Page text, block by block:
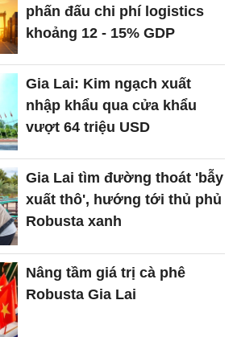
phấn đấu chi phí logistics
khoảng 12 - 15% GDP
Gia Lai: Kim ngạch xuất
nhập khẩu qua cửa khẩu
vượt 64 triệu USD
Gia Lai tìm đường thoát 'bẫy
xuất thô', hướng tới thủ phủ
Robusta xanh
Nâng tầm giá trị cà phê
Robusta Gia Lai